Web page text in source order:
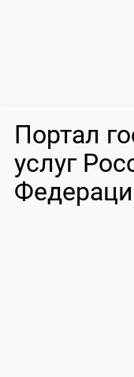
Портал
услуг